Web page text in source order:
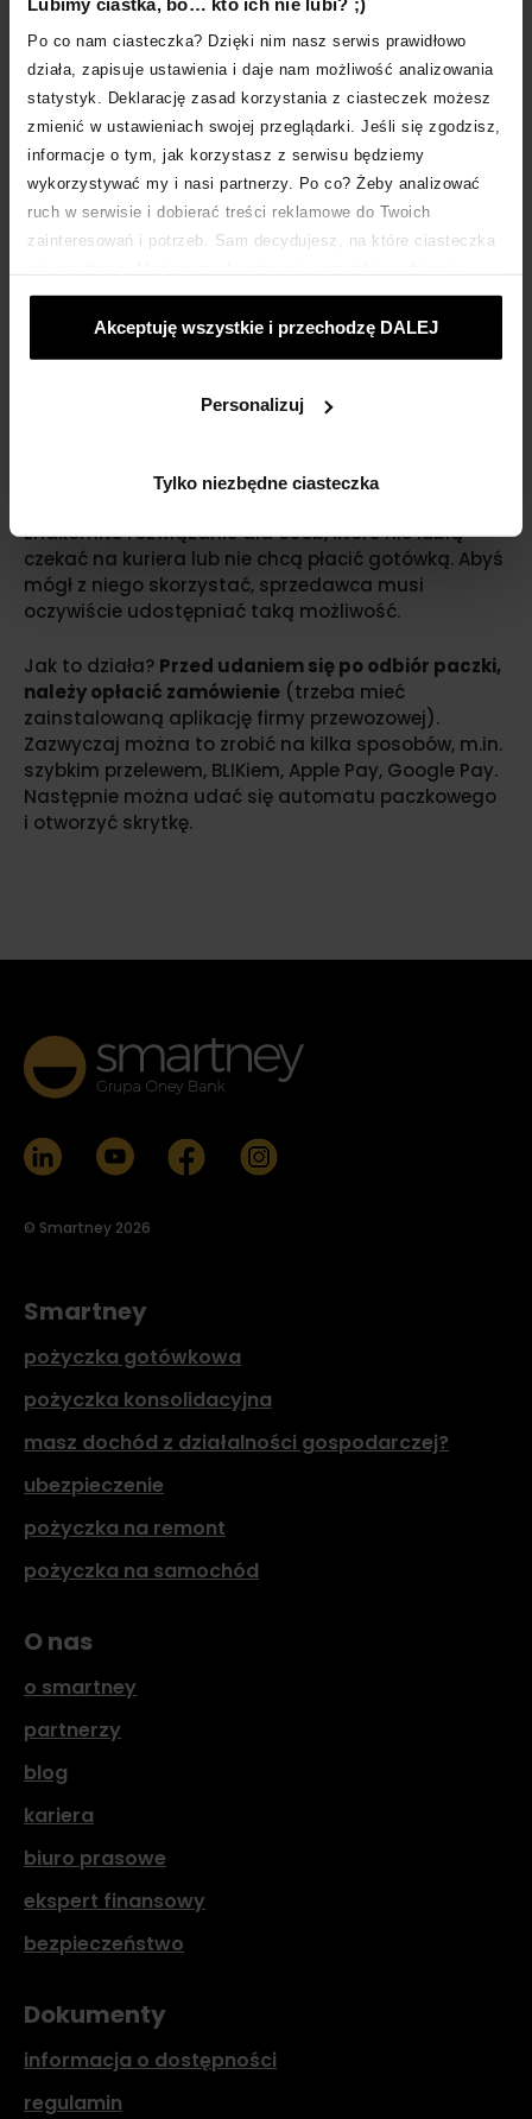
Po co nam ciasteczka? Dzięki nim nasz serwis prawidłowo
działa, zapisuje ustawienia i daje nam możliwość analizowania
statystyk. Deklarację zasad korzystania z ciasteczek możesz
zmienić w ustawieniach swojej przeglądarki. Jeśli się zgodzisz,
informacje o tym, jak korzystasz z serwisu będziemy
wykorzystywać my i nasi partnerzy. Po co? Żeby analizować
ruch w serwisie i dobierać treści reklamowe do Twoich
zainteresowań i potrzeb. Sam decydujesz, na które ciasteczka
„Akceptuje wszystkie i przechodzę DALEJ”; dostosować
ciasteczka używając opcji „Personalizuj”; odmówić ciasteczek,
które nie są niezbędne: klikając „Tylko niezbędne ciasteczka”.
Akceptuję wszystkie i przechodzę DALEJ
Personalizuj
Tylko niezbędne ciasteczka
dotrzeć do większego grona odbiorców.
Sprzedawca musi się jednak liczyć z możliwością
nieodebrania przesyłki za pobraniem przez
kupującego. Zgodnie z prawem opłatę za jej zwrot
powinien wówczas ponieść klient, który nie wywiązał
się z warunków umowy zawartej na odległość.
Warto jednak najpierw skontaktować się nabywcą i
wyjaśnić sytuację (mogło bowiem dojść do
nieporozumień w relacji firma kurierska–klient).
wysyłka do automatów
paczkowych
opcję płatności za pobraniem z możliwością
znakomite rozwiązanie dla osób, które nie lubią
czekać na kuriera lub nie chcą płacić gotówką. Abyś
mógł z niego skorzystać, sprzedawca musi
oczywiście udostępniać taką możliwość.
Jak to działa? Przed udaniem się po odbiór paczki,
należy opłacić zamówienie (trzeba mieć
zainstalowaną aplikację firmy przewozowej).
Zazwyczaj można to zrobić na kilka sposobów, m.in.
szybkim przelewem, BLIKiem, Apple Pay, Google Pay.
Następnie można udać się automatu paczkowego
i otworzyć skrytkę.
© Smartney 2026
Smartney
pożyczka gotówkowa
pożyczka konsolidacyjna
masz dochód z działalności gospodarczej?
ubezpieczenie
pożyczka na remont
pożyczka na samochód
O nas
o smartney
partnerzy
blog
kariera
biuro prasowe
ekspert finansowy
bezpieczeństwo
Dokumenty
informacja o dostępności
regulamin